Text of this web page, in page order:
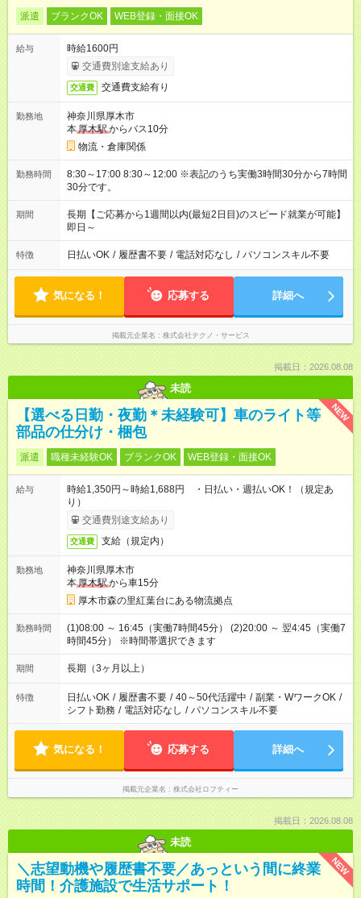
派遣 ブランクOK WEB登録・面接OK
給与
時給1600円
交通費別途支給あり
交通費 交通費支給有り
勤務地
神奈川県厚木市
本厚木駅からバス10分
物流・倉庫関係
勤務時間
8:30～17:00 8:30～12:00 ※表記のうち実働3時間30分から7時間
30分です。
期間
長期【ご応募から1週間以内(最短2日目)のスピード就業が可能】
即日～
特徴 日払いOK / 履歴書不要 / 電話対応なし / パソコンスキル不要
気になる！ 応募する 詳細へ
掲載元企業名 株式会社テクノ・サービス
掲載日：2026.08.08
未読
NEW
【選べる日勤・夜勤＊未経験可】車のライト等
部品の仕分け・梱包
派遣 職種未経験OK ブランクOK WEB登録・面接OK
給与
時給1,350円～時給1,688円 ・日払い・週払いOK！（規定あ
り）
交通費別途支給あり
交通費 支給（規定内）
勤務地
神奈川県厚木市
本厚木駅から車15分
厚木市森の里紅葉台にある物流拠点
勤務時間
(1)08:00 ～ 16:45（実働7時間45分） (2)20:00 ～ 翌4:45（実働7
時間45分） ※時間帯選択できます
期間 長期（3ヶ月以上）
特徴 日払いOK / 履歴書不要 / 40～50代活躍中 / 副業・WワークOK /
シフト勤務 / 電話対応なし / パソコンスキル不要
気になる！ 応募する 詳細へ
掲載元企業名 株式会社ロフティー
掲載日：2026.08.08
未読
NEW
＼志望動機や履歴書不要／あっという間に終業
時間！介護施設で生活サポート！